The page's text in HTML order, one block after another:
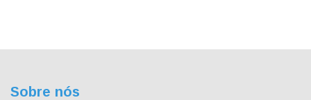
Sobre nós